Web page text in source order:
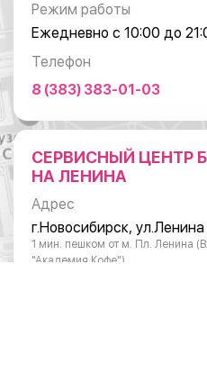
Режим работы
Ежедневно с 10:00 до
Телефон
8 (383) 383-01-03
СЕРВИСНЫЙ ЦЕНТР
НА ЛЕНИНА
Адрес
г.Новосибирск,
1 мин. пешком от м. Пл. Ленина
"Академия Кофе")